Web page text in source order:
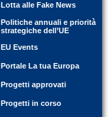
Lotta alle Fake News
Politiche annuali e priorità
strategiche dell’UE
EU Events
Portale La tua Europa
Progetti approvati
Progetti in corso